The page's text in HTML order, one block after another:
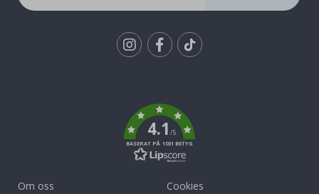
4.1/5
BASERAT PÅ 1031 BETYG
Om oss
Cookies